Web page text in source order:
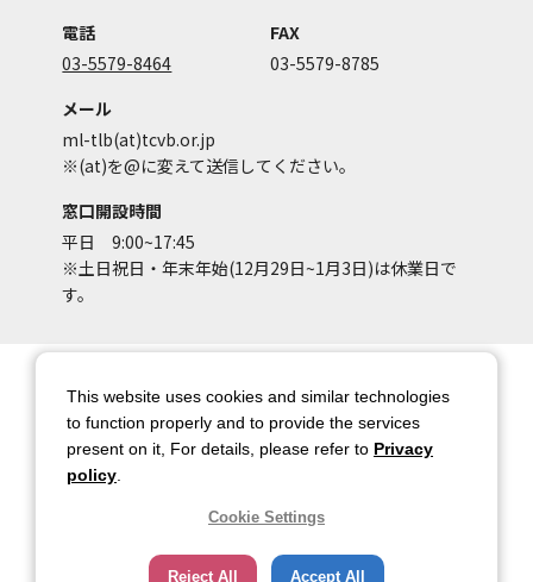
電話
03-5579-8464
FAX
03-5579-8785
メール
ml-tlb(at)tcvb.or.jp
※(at)を@に変えて送信してください。
窓口開設時間
平日 9:00~17:45
※土日祝日・年末年始(12月29日~1月3日)は休業日で
す。
アカウントポリシー
個人情報保護方針
著作権について
お問い合わせ
都庁総合ページへのリンク
トップページ
This website uses cookies and similar technologies
to function properly and to provide the services
present on it, For details, please refer to Privacy
policy
Cookie Settings
Reject All Accept All